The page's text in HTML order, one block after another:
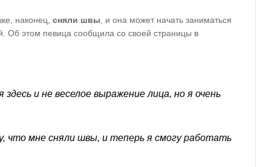
наконец, сняли швы , и она может начать заниматься
Об этом певица сообщила со своей страницы в
здесь и не веселое выражение лица, но я очень
что мне сняли швы, и теперь я смогу работать